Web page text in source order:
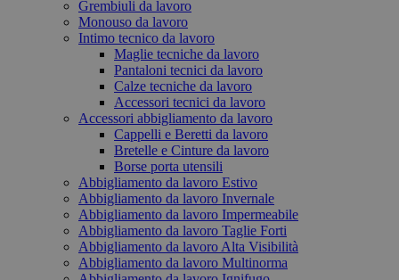
Grembiuli da lavoro
Monouso da lavoro
Intimo tecnico da lavoro
Maglie tecniche da lavoro
Pantaloni tecnici da lavoro
Calze tecniche da lavoro
Accessori tecnici da lavoro
Accessori abbigliamento da lavoro
Cappelli e Beretti da lavoro
Bretelle e Cinture da lavoro
Borse porta utensili
Abbigliamento da lavoro Estivo
Abbigliamento da lavoro Invernale
Abbigliamento da lavoro Impermeabile
Abbigliamento da lavoro Taglie Forti
Abbigliamento da lavoro Alta Visibilità
Abbigliamento da lavoro Multinorma